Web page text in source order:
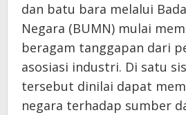
dan batu bara melalui
Negara (BUMN) mulai
beragam tanggapan dari
asosiasi industri. Di satu
tersebut dinilai dapat
negara terhadap sumber